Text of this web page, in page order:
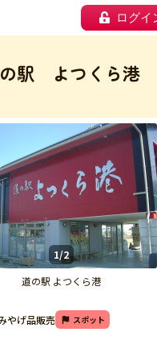
ログイ
駅 よつくら港
1/2
道の駅 よつくら港
やげ品販売 スポット